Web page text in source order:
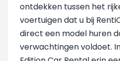
ontdekken tussen het
voertuigen dat u bij
direct een model huren
verwachtingen voldoet.